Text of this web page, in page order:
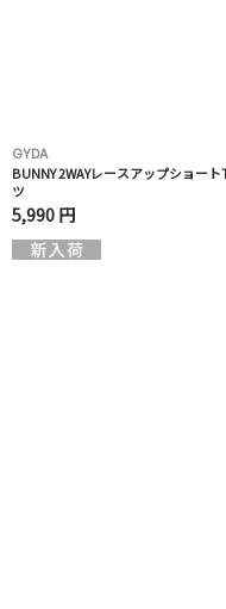
GYDA
BUNNY 2WAYレースアップショート
ツ
5,990 円